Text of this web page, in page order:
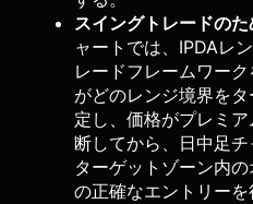
スイングトレードの
ャートでは、IPDAレ
レードフレームワー
がどのレンジ境界を
定し、価格がプレミ
断してから、日中足チ
ターゲットゾーン内
の正確なエントリーを